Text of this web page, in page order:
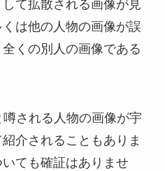
て拡散される画像が見
は他の人物の画像が誤
くの別人の画像である
される人物の画像が宇
介されることもありま
ても確証はありませ